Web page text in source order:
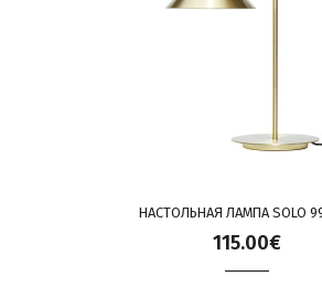
НАСТОЛЬНАЯ ЛАМПА SOLO
115.00€